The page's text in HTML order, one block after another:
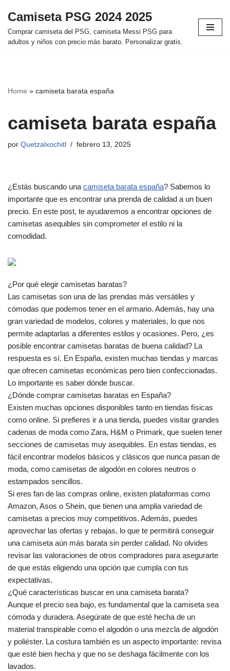
Saltar
al
Camiseta PSG 2024 2025
Comprar camiseta del PSG, camiseta Messi PSG para
adultos y niños con precio más barato. Personalizar gratis.
Home » camiseta barata españa
camiseta barata españa
por Quetzalxochitl febrero 13, 2025
¿Estás buscando una camiseta barata españa? Sabemos lo
importante que es encontrar una prenda de calidad a un buen
precio. En este post, te ayudaremos a encontrar opciones de
camisetas asequibles sin comprometer el estilo ni la
comodidad.
¿Por qué elegir camisetas baratas?
Las camisetas son una de las prendas más versátiles y
cómodas que podemos tener en el armario. Además, hay una
gran variedad de modelos, colores y materiales, lo que nos
permite adaptarlas a diferentes estilos y ocasiones. Pero, ¿es
posible encontrar camisetas baratas de buena calidad? La
respuesta es sí. En España, existen muchas tiendas y marcas
que ofrecen camisetas económicas pero bien confeccionadas.
Lo importante es saber dónde buscar.
¿Dónde comprar camisetas baratas en España?
Existen muchas opciones disponibles tanto en tiendas físicas
como online. Si prefieres ir a una tienda, puedes visitar grandes
cadenas de moda como Zara, H&M o Primark, que suelen tener
secciones de camisetas muy asequibles. En estas tiendas, es
fácil encontrar modelos básicos y clásicos que nunca pasan de
moda, como camisetas de algodón en colores neutros o
estampados sencillos.
Si eres fan de las compras online, existen plataformas como
Amazon, Asos o Shein, que tienen una amplia variedad de
camisetas a precios muy competitivos. Además, puedes
aprovechar las ofertas y rebajas, lo que te permitirá conseguir
una camiseta aún más barata sin perder calidad. No olvides
revisar las valoraciones de otros compradores para asegurarte
de que estás eligiendo una opción que cumpla con tus
expectativas.
¿Qué características buscar en una camiseta barata?
Aunque el precio sea bajo, es fundamental que la camiseta sea
cómoda y duradera. Asegúrate de que esté hecha de un
material transpirable como el algodón o una mezcla de algodón
y poliéster. La costura también es un aspecto importante: revisa
que esté bien hecha y que no se deshaga fácilmente con los
lavados.